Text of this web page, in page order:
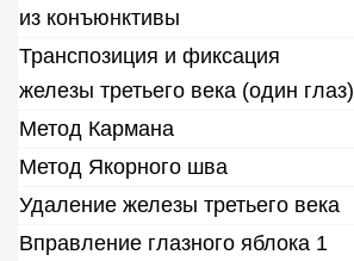
из конъюнктивы
Транспозиция и фиксация
железы третьего века (один глаз)
Метод Кармана
Метод Якорного шва
Удаление железы третьего века
Вправление глазного яблока 1